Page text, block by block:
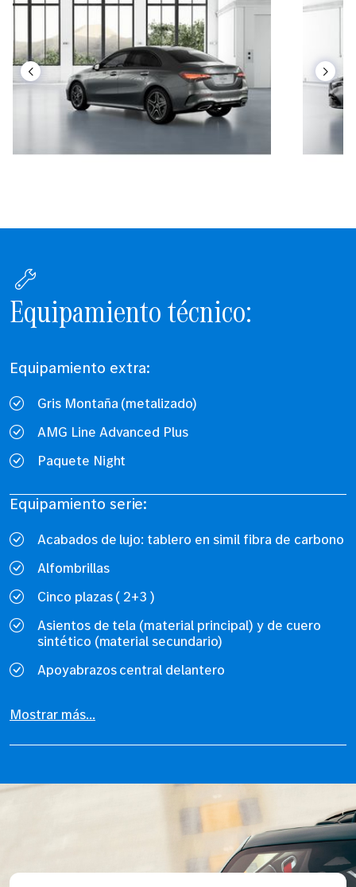
Equipamiento técnico:
Equipamiento serie:
Acabados de lujo: tablero en simil fibra de carbono
Alfombrillas
Cinco plazas ( 2+3 )
Asientos de tela (material principal) y de cuero
sintético (material secundario)
Apoyabrazos central delantero
Mostrar más...
Equipamiento extra:
Gris Montaña (metalizado)
AMG Line Advanced Plus
Paquete Night